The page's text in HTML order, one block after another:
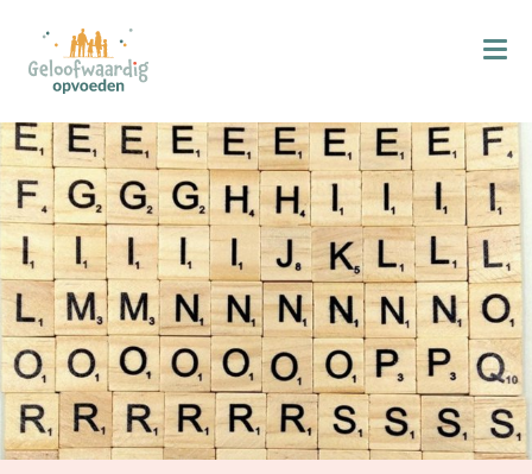
Kind & Geloof
Bidden
Zingen
Kind in de kerk
Doop
Gezinsmomenten
Hemelvaart & Pinksteren
Kind & Ontwikkeling